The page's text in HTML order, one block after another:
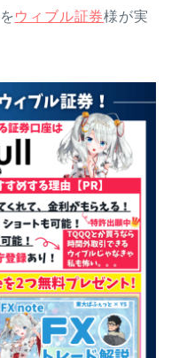
ウィブル証券様が実